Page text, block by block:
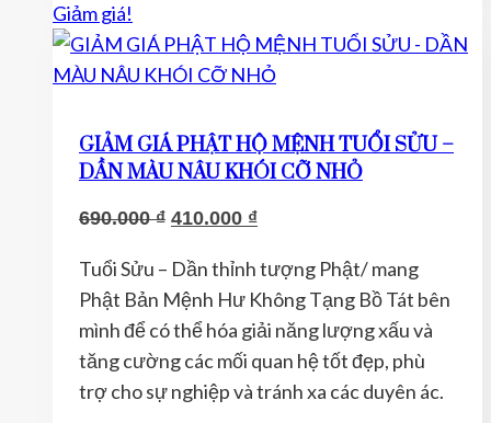
Giảm giá!
GIẢM GIÁ PHẬT HỘ MỆNH TUỔI SỬU –
DẦN MÀU NÂU KHÓI CỠ NHỎ
690.000₫ Giá
là:
690.000 ₫.
410.000 ₫Giá
tại
là:
410.000 ₫.
Tuổi Sửu – Dần thỉnh tượng Phật/ mang
Phật Bản Mệnh Hư Không Tạng Bồ Tát bên
mình để có thể hóa giải năng lượng xấu và
tăng cường các mối quan hệ tốt đẹp, phù
trợ cho sự nghiệp và tránh xa các duyên ác.